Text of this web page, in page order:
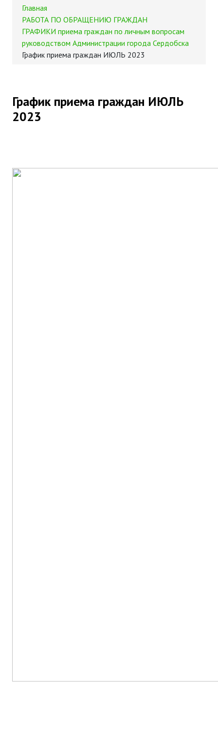
Главная
РАБОТА ПО ОБРАЩЕНИЮ ГРАЖДАН
ГРАФИКИ приема граждан по личным вопросам
руководством Администрации города Сердобска
График приема граждан ИЮЛЬ 2023
График приема граждан ИЮЛЬ
2023